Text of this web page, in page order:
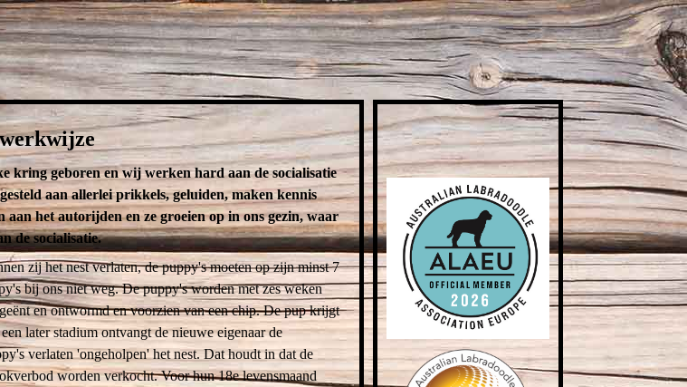
kring geboren en wij werken hard aan de socialisatie
aan allerlei prikkels, geluiden, maken kennis
aan het autorijden en ze groeien op in ons gezin, waar
de socialisatie.
zij het nest verlaten, de puppy's moeten op zijn minst 7
bij ons niet weg. De puppy's worden met zes weken
en ontwormd en voorzien van een chip. De pup krijgt
later stadium ontvangt de nieuwe eigenaar de
verlaten 'ongeholpen' het nest. Dat houdt in dat de
worden verkocht. Voor hun 18e levensmaand